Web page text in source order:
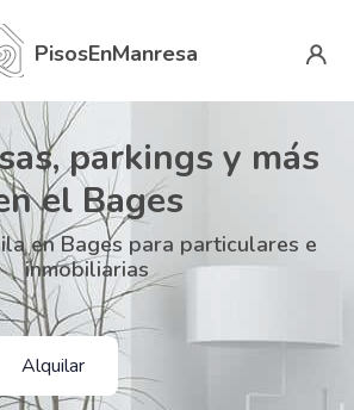
PisosEnManresa
parkings y más
el Bages
en Bages para particulares e
inmobiliarias
Alquilar